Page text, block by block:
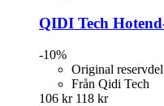
QIDI Tech
-10%
Original reservdel
Från Qidi Tech
106 kr 118 kr